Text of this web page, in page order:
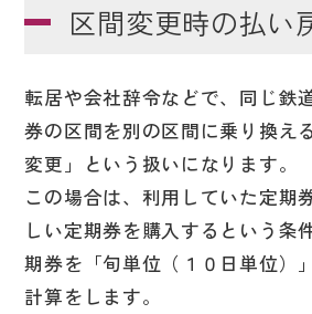
区間変更時の払い
転居や会社辞令などで、同じ鉄
券の区間を別の区間に乗り換え
変更」という扱いになります。
この場合は、利用していた定期
しい定期券を購入するという条
期券を「旬単位（１０日単位）
計算をします。